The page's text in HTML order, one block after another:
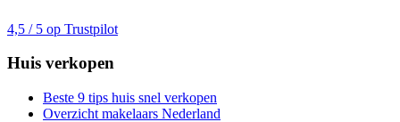
4,5 / 5 op Trustpilot
Huis verkopen
Beste 9 tips huis snel verkopen
Overzicht makelaars Nederland